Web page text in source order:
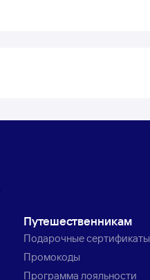
Путешественникам
Подарочные сертификаты
Промокоды
Программа лояльности